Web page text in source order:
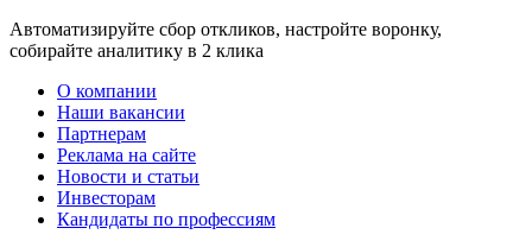
Автоматизируйте сбор откликов, настройте воронку,
собирайте аналитику в 2 клика
О компании
Наши вакансии
Партнерам
Реклама на сайте
Новости и статьи
Инвесторам
Кандидаты по профессиям